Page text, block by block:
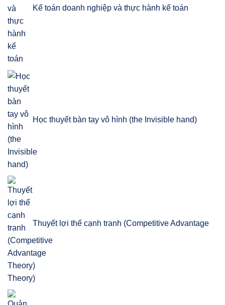
Kế toán doanh nghiệp và thực hành kế toán
Học thuyết bàn tay vô hình (the Invisible hand)
Thuyết lợi thế cạnh tranh (Competitive Advantage
Theory)